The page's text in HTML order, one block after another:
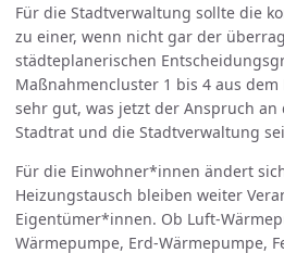
Für die Stadtverwaltung sollte die
zu einer, wenn nicht gar der
städteplanerischen
Maßnahmencluster 1 bis 4 aus
sehr gut, was jetzt der Anspruch
Stadtrat und die Stadtverwaltung
Für die Einwohner*innen ändert
Heizungstausch bleiben weiter
Eigentümer*innen. Ob Luft-
Wärmepumpe, Erd-Wärmepumpe,